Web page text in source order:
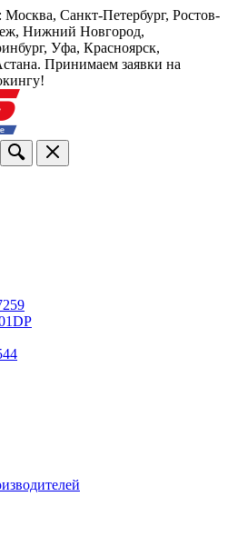
Санкт-Петербург, Ростов-
Нижний Новгород,
Уфа, Красноярск,
Принимаем заявки на